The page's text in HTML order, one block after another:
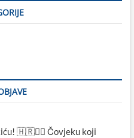
🇭🇷🏃‍♂️ Čovjeku koji